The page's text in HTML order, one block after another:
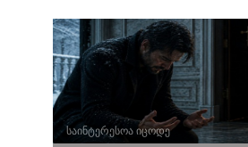
საინტერესოა იცოდე